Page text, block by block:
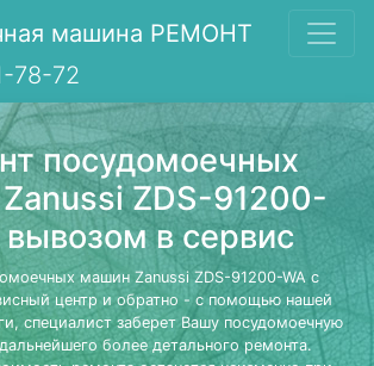
машина РЕМОНТ
78-72
посудомоечных
ZDS-91200-
вывозом в сервис
машин Zanussi ZDS-91200-WA с
центр и обратно - с помощью нашей
специалист заберет Вашу посудомоечную
более детального ремонта.